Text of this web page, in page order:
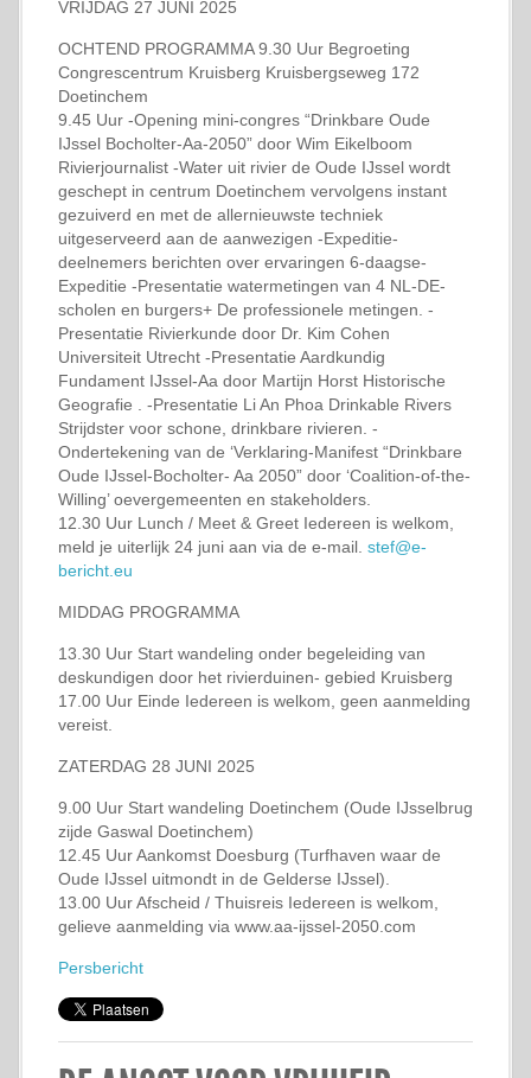
VRIJDAG 27 JUNI 2025
OCHTEND PROGRAMMA 9.30 Uur Begroeting
Congrescentrum Kruisberg Kruisbergseweg 172
Doetinchem
9.45 Uur -Opening mini-congres “Drinkbare Oude
IJssel Bocholter-Aa-2050” door Wim Eikelboom
Rivierjournalist -Water uit rivier de Oude IJssel wordt
geschept in centrum Doetinchem vervolgens instant
gezuiverd en met de allernieuwste techniek
uitgeserveerd aan de aanwezigen -Expeditie-
deelnemers berichten over ervaringen 6-daagse-
Expeditie -Presentatie watermetingen van 4 NL-DE-
scholen en burgers+ De professionele metingen. -
Presentatie Rivierkunde door Dr. Kim Cohen
Universiteit Utrecht -Presentatie Aardkundig
Fundament IJssel-Aa door Martijn Horst Historische
Geografie . -Presentatie Li An Phoa Drinkable Rivers
Strijdster voor schone, drinkbare rivieren. -
Ondertekening van de ‘Verklaring-Manifest “Drinkbare
Oude IJssel-Bocholter- Aa 2050” door ‘Coalition-of-the-
Willing’ oevergemeenten en stakeholders.
12.30 Uur Lunch / Meet & Greet Iedereen is welkom,
meld je uiterlijk 24 juni aan via de e-mail. stef@e-
bericht.eu
MIDDAG PROGRAMMA
13.30 Uur Start wandeling onder begeleiding van
deskundigen door het rivierduinen- gebied Kruisberg
17.00 Uur Einde Iedereen is welkom, geen aanmelding
vereist.
ZATERDAG 28 JUNI 2025
9.00 Uur Start wandeling Doetinchem (Oude IJsselbrug
zijde Gaswal Doetinchem)
12.45 Uur Aankomst Doesburg (Turfhaven waar de
Oude IJssel uitmondt in de Gelderse IJssel).
13.00 Uur Afscheid / Thuisreis Iedereen is welkom,
gelieve aanmelding via www.aa-ijssel-2050.com
Persbericht